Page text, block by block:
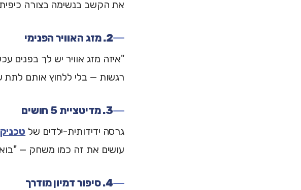
את הקשב בנשימה בצורה
2. מזג האוויר הפנימי
"איזה מזג אוויר יש לך בפנים
רגשות — בלי ללחוץ אותם לתת
3. מדיטציית 5 חושים
גרסה ידידותית-ילדים של טכניקת 5-4-
עושים את זה כמו משחק —
4. סיפור דמיון מודרך